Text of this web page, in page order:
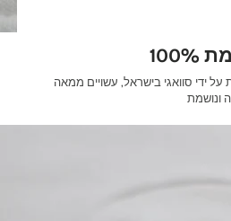
על ידי סוואגי בישראל, עשויים ממאה
ונושמת